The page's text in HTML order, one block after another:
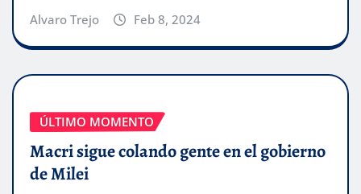
Alvaro Trejo Feb 8, 2024
ÚLTIMO MOMENTO
Macri sigue colando gente en el gobierno
de Milei